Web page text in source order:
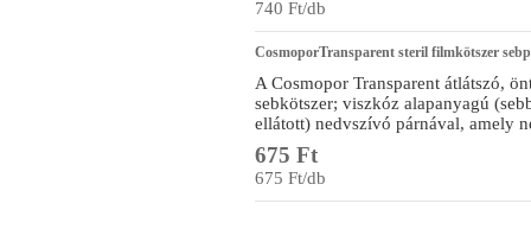
740 Ft/db
CosmoporTransparent steril filmkötszer
A Cosmopor Transparent átlátszó,
sebkötszer; viszkóz alapanyagú
ellátott) nedvszívó párnával, amely
675 Ft
675 Ft/db